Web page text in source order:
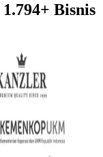
1.794+ Bisnis